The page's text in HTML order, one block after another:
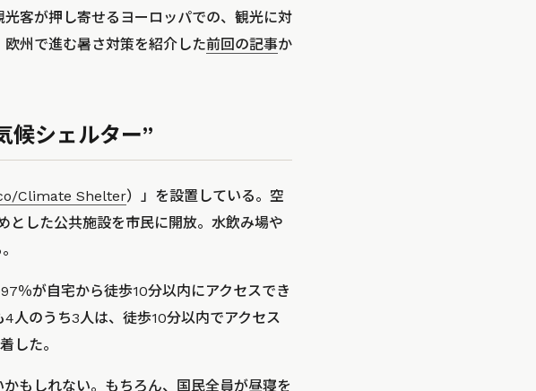
客が押し寄せるヨーロッパでの、観光に対
州で進む暑さ対策を紹介した前回の記事か
候シェルター”
Climate Shelter）」を設置している。空
した公共施設を市民に開放。水飲み場や
％が自宅から徒歩10分以内にアクセスでき
人のうち3人は、徒歩10分以内でアクセス
した。
もしれない。もちろん、国民全員が昼寝を